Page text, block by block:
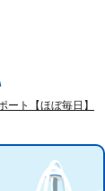
ート【ほぼ毎日】